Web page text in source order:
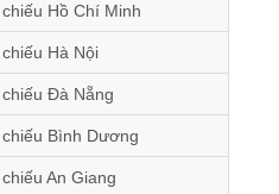
Hồ Chí Minh
Hà Nội
Đà Nẵng
Bình Dương
An Giang